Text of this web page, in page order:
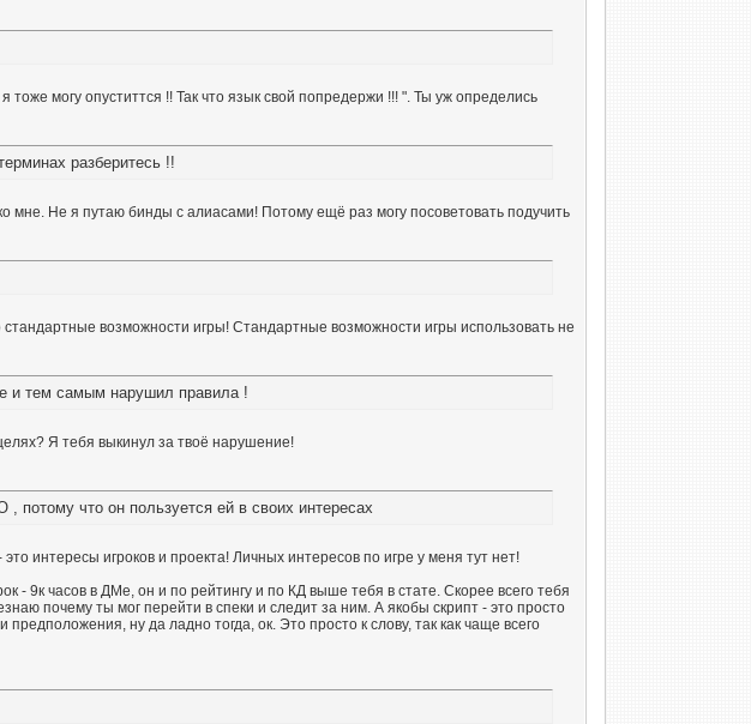
могу опуститтся !! Так что язык свой попредержи !!! ". Ты уж определись
разберитесь !!
мне. Не я путаю бинды с алиасами! Потому ещё раз могу посоветовать подучить
возможности игры! Стандартные возможности игры использовать не
и тем самым нарушил правила !
Я тебя выкинул за твоё нарушение!
что он пользуется ей в своих интересах
интересы игроков и проекта! Личных интересов по игре у меня тут нет!
- 9к часов в ДМе, он и по рейтингу и по КД выше тебя в стате. Скорее всего тебя
почему ты мог перейти в спеки и следит за ним. А якобы скрипт - это просто
ну да ладно тогда, ок. Это просто к слову, так как чаще всего